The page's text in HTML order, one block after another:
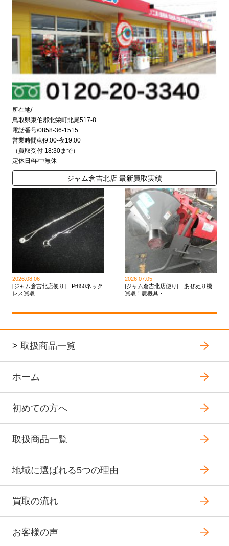
所在地/
鳥取県東伯郡北栄町北尾517-8
電話番号/0858-36-1515
営業時間/朝9:00-夜19:00
（買取受付 18:30まで）
定休日/年中無休
ジャム倉吉北店 最新買取実績
2026.08.06
[ジャム倉吉北店便り] Pt850ネック
レス買取 ...
2026.07.05
[ジャム倉吉北店便り] あぜぬり機
買取！農機具・ ...
> 取扱商品一覧
ホーム
初めての方へ
取扱商品一覧
地域に選ばれる5つの理由
買取の流れ
お客様の声